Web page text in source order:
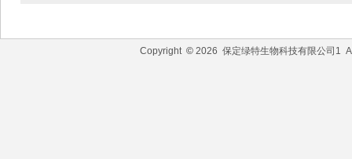
Copyright ©2026 保定绿特生物科技有限公司1